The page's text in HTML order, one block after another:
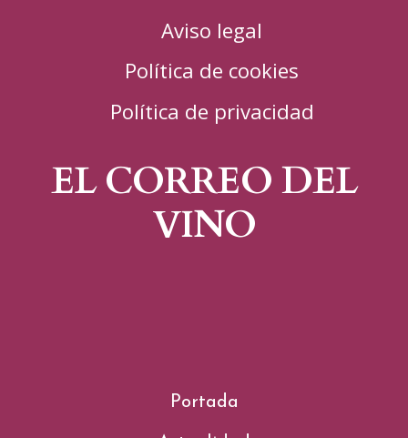
Aviso legal
Política de cookies
Política de privacidad
EL CORREO DEL
VINO
Portada